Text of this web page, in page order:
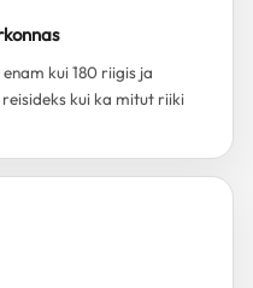
kui 180 riigis ja
kui ka mitut riiki